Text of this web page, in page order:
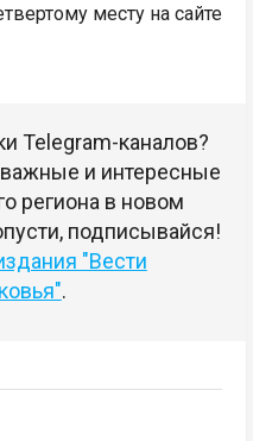
месту на сайте
Telegram-каналов?
и интересные
региона в новом
подписывайся!
"Вести
.